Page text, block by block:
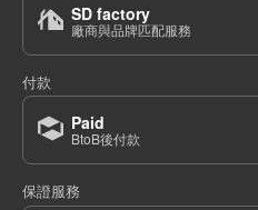
SD factory
廠商與品牌匹配服務
付款
Paid
BtoB後付款
保證服務